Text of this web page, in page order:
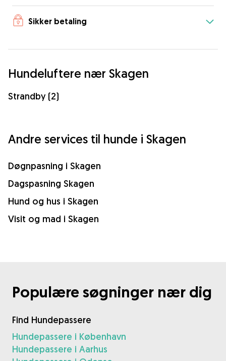
Sikker betaling
Hundeluftere nær Skagen
Strandby (2)
Andre services til hunde i Skagen
Døgnpasning i Skagen
Dagspasning Skagen
Hund og hus i Skagen
Visit og mad i Skagen
Populære søgninger nær dig
Find Hundepassere
Hundepassere i København
Hundepassere i Aarhus